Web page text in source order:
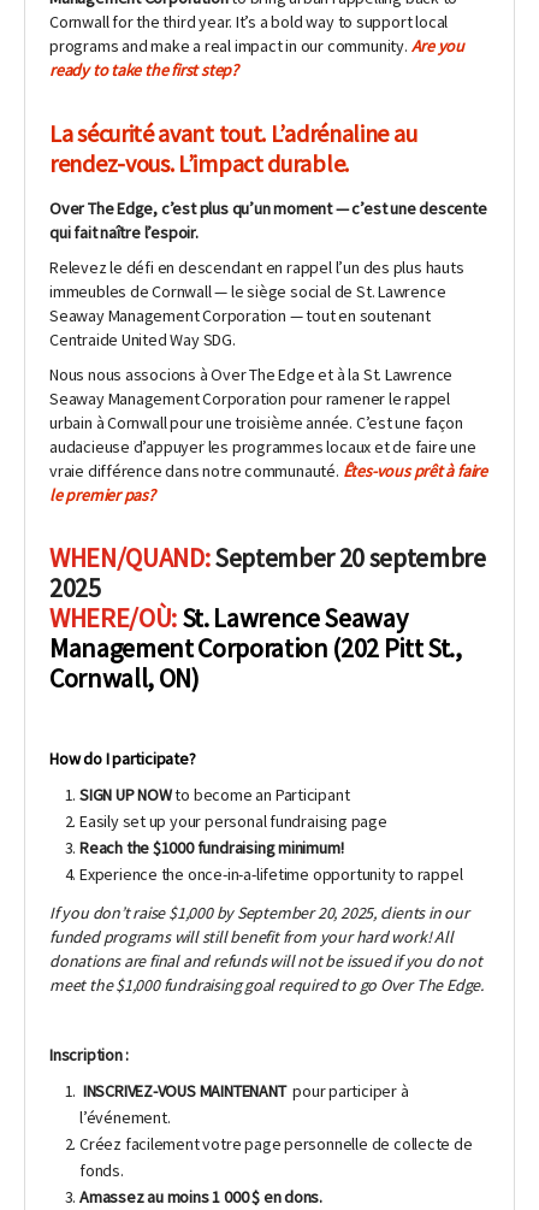
Cornwall for the third year. It’s a bold way to support local
programs and make a real impact in our community. Are you
ready to take the first step?
La sécurité avant tout. L’adrénaline au
rendez-vous. L’impact durable.
Over The Edge, c’est plus qu’un moment — c’est une descente
qui fait naître l’espoir.
Relevez le défi en descendant en rappel l’un des plus hauts
immeubles de Cornwall — le siège social de St. Lawrence
Seaway Management Corporation — tout en soutenant
Centraide United Way SDG.
Nous nous associons à Over The Edge et à la St. Lawrence
Seaway Management Corporation pour ramener le rappel
urbain à Cornwall pour une troisième année. C’est une façon
audacieuse d’appuyer les programmes locaux et de faire une
vraie différence dans notre communauté. Êtes-vous prêt à faire
le premier pas?
WHEN/QUAND:September 20 septembre
2025
WHERE/OÙ:St. Lawrence Seaway
Management Corporation (202 Pitt St.,
Cornwall, ON)
How do I participate?
SIGN UP NOWto become an Participant
Easily set up your personal fundraising page
Reach the $1000 fundraising minimum!
Experience the once-in-a-lifetime opportunity to rappel
If you don’t raise $1,000 by September 20, 2025, clients in our
funded programs will still benefit from your hard work! All
donations are final and refunds will not be issued if you do not
meet the $1,000 fundraising goal required to go Over The Edge.
Inscription :
INSCRIVEZ-VOUS MAINTENANT pour participer à
l’événement.
Créez facilement votre page personnelle de collecte de
fonds.
Amassez au moins 1 000 $ en dons.